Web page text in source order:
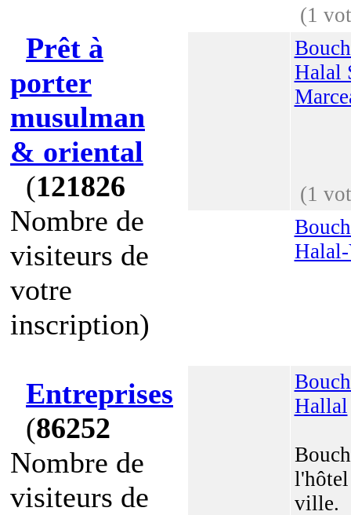
Prêt à
porter
musulman
& oriental
(121826
Nombre de
visiteurs de
votre
inscription)
Entreprises
(86252
Nombre de
visiteurs de
(1
Halal
(1
Hallal
l'hôtel
ville.